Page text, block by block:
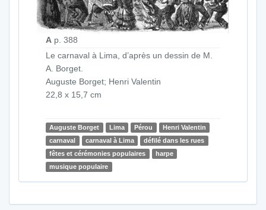
A p. 388
Le carnaval à Lima, d’après un dessin de M.
A. Borget.
Auguste Borget; Henri Valentin
22,8 x 15,7 cm
Auguste Borget Lima Pérou
Henri Valentin
carnaval
carnaval à Lima
défilé dans les rues
fêtes et cérémonies populaires
harpe
musique populaire